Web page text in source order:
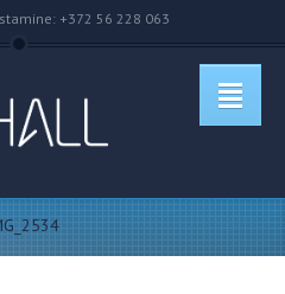
+372 56 228 063